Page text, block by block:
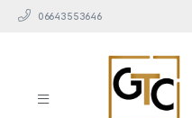
06643553646